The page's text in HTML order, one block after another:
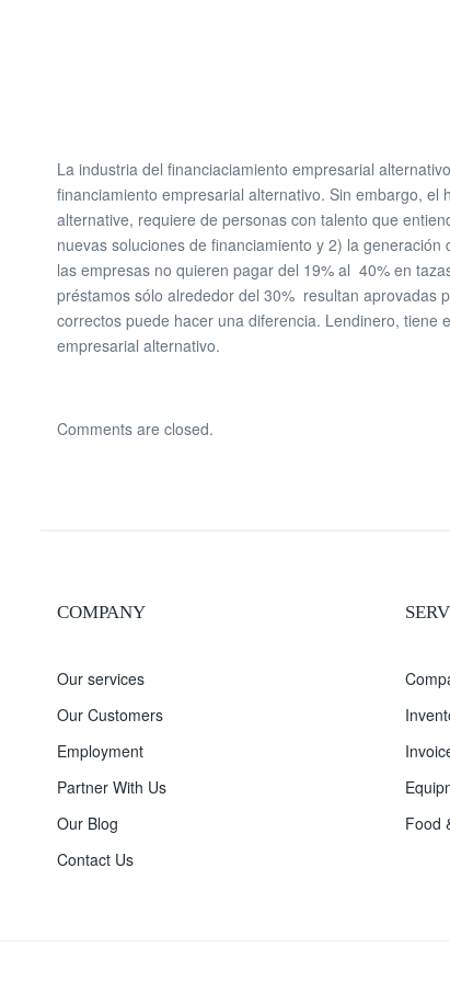
La industria del financiaciamiento empresarial
financiamiento empresarial alternativo. Sin embargo,
alternative, requiere de personas con talento que
nuevas soluciones de financiamiento y 2) la
las empresas no quieren pagar del 19% al 40% en
préstamos sólo alrededor del 30% resultan aprovadas
correctos puede hacer una diferencia. Lendinero,
empresarial alternativo.
Comments are closed.
COMPANY
Our services
Our Customers
Employment
Partner With Us
Our Blog
Contact Us
Food